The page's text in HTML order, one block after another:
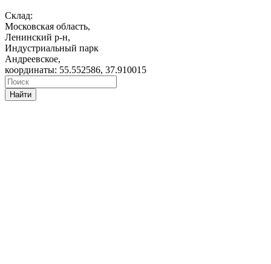
Склад:
Московская область,
Ленинский р-н,
Индустриальный парк
Андреевское,
координаты: 55.552586, 37.910015
Найти